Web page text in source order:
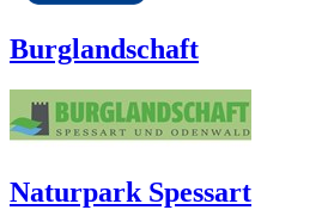
Burglandschaft
Naturpark Spessart